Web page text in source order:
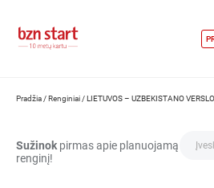
Pradžia /Renginiai /LIETUVOS – UZBEKISTANO
Sužinok pirmas apie planuojamą
renginį!